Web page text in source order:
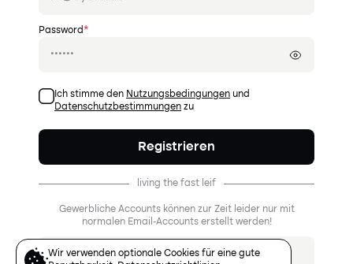
Wir verwenden optionale Cookies für eine gute
Password*
Ich stimme den Nutzungsbedingungen und
Datenschutzbestimmungen zu
Registrieren
living the fast leif
Gewerbliche Accounts können zur Zeit leider nur mit
normalen Email-Accounts erstellt werden!
Mit Google registrieren